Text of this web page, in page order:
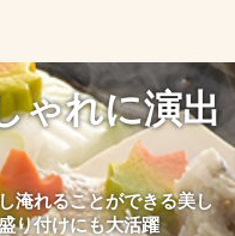
ゃれに演出
淹れることができる美し
り付けにも大活躍